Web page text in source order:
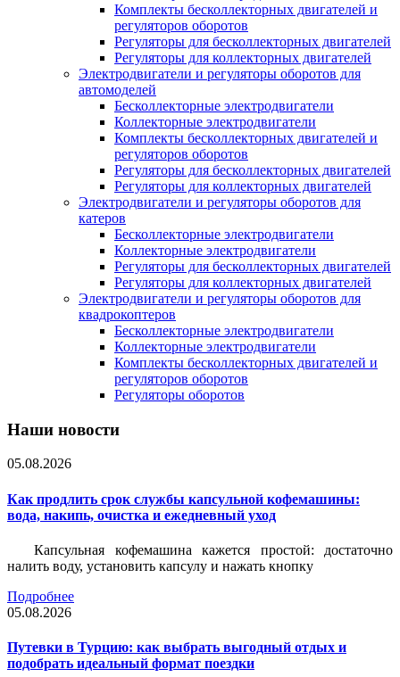
Комплекты бесколлекторных двигателей и
регуляторов оборотов
Регуляторы для бесколлекторных двигателей
Регуляторы для коллекторных двигателей
Электродвигатели и регуляторы оборотов для
автомоделей
Бесколлекторные электродвигатели
Коллекторные электродвигатели
Комплекты бесколлекторных двигателей и
регуляторов оборотов
Регуляторы для бесколлекторных двигателей
Регуляторы для коллекторных двигателей
Электродвигатели и регуляторы оборотов для
катеров
Бесколлекторные электродвигатели
Коллекторные электродвигатели
Регуляторы для бесколлекторных двигателей
Регуляторы для коллекторных двигателей
Электродвигатели и регуляторы оборотов для
квадрокоптеров
Бесколлекторные электродвигатели
Коллекторные электродвигатели
Комплекты бесколлекторных двигателей и
регуляторов оборотов
Регуляторы оборотов
Наши новости
05.08.2026
Как продлить срок службы капсульной кофемашины:
вода, накипь, очистка и ежедневный уход
Капсульная кофемашина кажется простой: достаточно
налить воду, установить капсулу и нажать кнопку
Подробнее
05.08.2026
Путевки в Турцию: как выбрать выгодный отдых и
подобрать идеальный формат поездки